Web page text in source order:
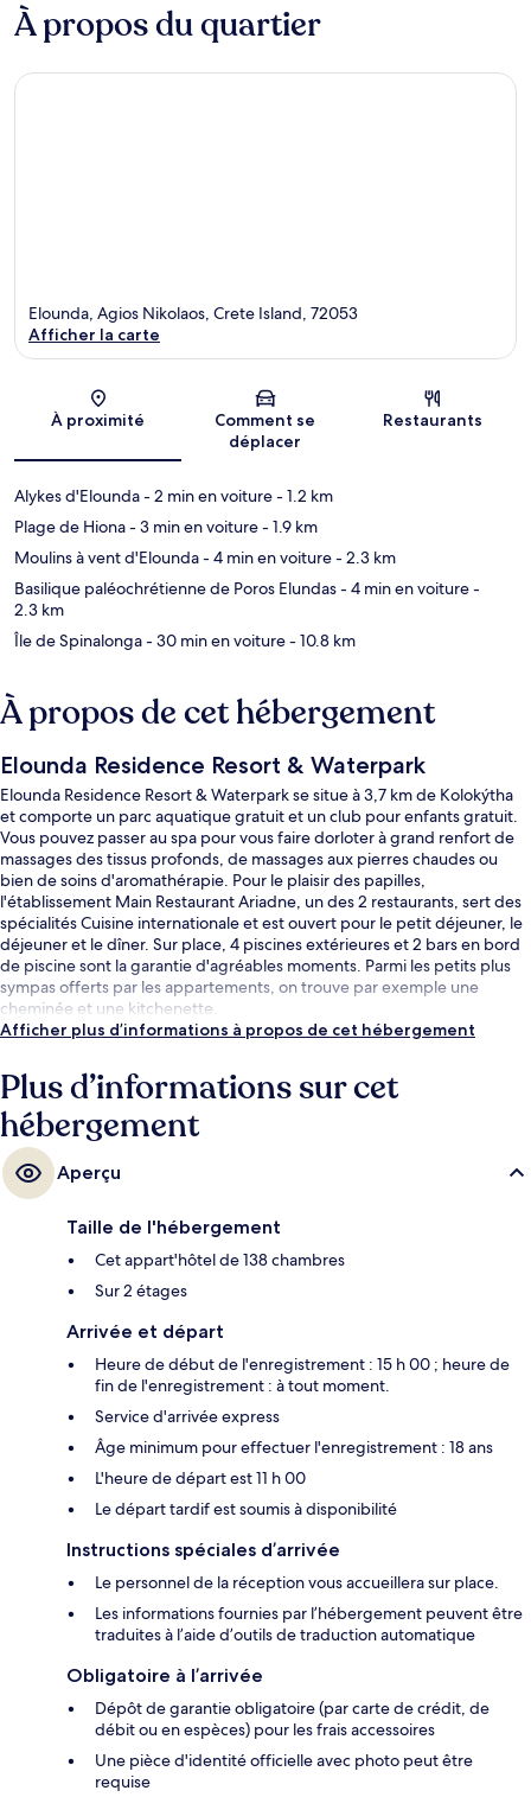
À propos du quartier
Carte
Elounda, Agios Nikolaos, Crete Island, 72053
Afficher la carte
À proximité
Comment se
déplacer
Restaurants
Alykes d'Elounda- 2 min en voiture- 1.2 km
Plage de Hiona- 3 min en voiture- 1.9 km
Moulins à vent d'Elounda- 4 min en voiture- 2.3 km
Basilique paléochrétienne de Poros Elundas- 4 min en voiture-
2.3 km
Île de Spinalonga- 30 min en voiture- 10.8 km
À propos de cet hébergement
Elounda Residence Resort & Waterpark
Elounda Residence Resort & Waterpark se situe à 3,7 km de Kolokýtha
et comporte un parc aquatique gratuit et un club pour enfants gratuit.
Vous pouvez passer au spa pour vous faire dorloter à grand renfort de
massages des tissus profonds, de massages aux pierres chaudes ou
bien de soins d'aromathérapie. Pour le plaisir des papilles,
l'établissement Main Restaurant Ariadne, un des 2 restaurants, sert des
spécialités Cuisine internationale et est ouvert pour le petit déjeuner, le
déjeuner et le dîner. Sur place, 4 piscines extérieures et 2 bars en bord
de piscine sont la garantie d'agréables moments. Parmi les petits plus
sympas offerts par les appartements, on trouve par exemple une
cheminée et une kitchenette.
Afficher plus d’informations à propos de cet hébergement
Plus d’informations sur cet
hébergement
Aperçu
Taille de l'hébergement
Cet appart'hôtel de 138 chambres
Sur 2 étages
Arrivée et départ
Heure de début de l'enregistrement : 15 h 00 ; heure de
fin de l'enregistrement : à tout moment.
Service d'arrivée express
Âge minimum pour effectuer l'enregistrement : 18 ans
L'heure de départ est 11 h 00
Le départ tardif est soumis à disponibilité
Instructions spéciales d’arrivée
Le personnel de la réception vous accueillera sur place.
Les informations fournies par l’hébergement peuvent être
traduites à l’aide d’outils de traduction automatique
Obligatoire à l’arrivée
Dépôt de garantie obligatoire (par carte de crédit, de
débit ou en espèces) pour les frais accessoires
Une pièce d'identité officielle avec photo peut être
requise